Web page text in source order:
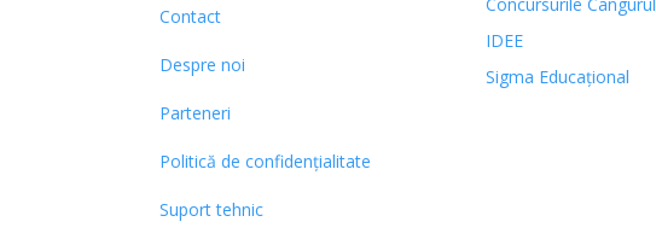
Contact
Despre noi
Parteneri
Politică de confidențialitate
Suport tehnic
Concursurile Cangurul
IDEE
Sigma Educațional